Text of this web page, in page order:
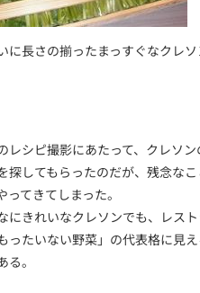
に長さの揃ったまっすぐなクレ
レシピ撮影にあたって、クレソ
探してもらったのだが、残念な
ってきてしまった。
にきれいなクレソンでも、レス
ったいない野菜」の代表格に見
る。